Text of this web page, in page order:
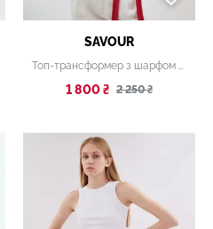
SAVOUR
Топ-трансформер з шарфом на талії AURORA червоний
1 800 ₴ 2 250 ₴